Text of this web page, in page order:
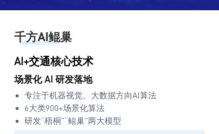
千方AI鲲巢
AI+交通核心技术
场景化 AI 研发落地
专注于机器视觉、大数据方向AI算法
6大类900+场景化算法
研发“梧桐”“鲲巢”两大模型